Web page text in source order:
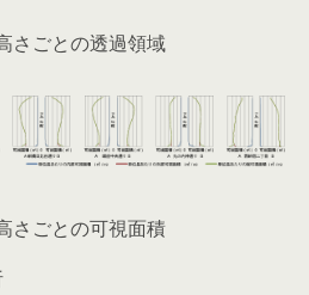
さごとの透過領域
さごとの可視面積